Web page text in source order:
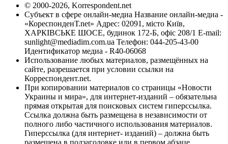
© 2000-2026, Korrespondent.net
Субъект в сфере онлайн-медиа Название онлайн-медиа -
«КореспонденТ.net» Адрес: 02091, місто Київ,
ХАРКІВСЬКЕ ШОСЕ, будинок 172-Б, офіс 208/1 E-mail:
sunlight@mediadim.com.ua Телефон: 044-205-43-00
Идентификатор медиа - R40-06068
Использование любых материалов, размещённых на
сайте, разрешается при условии ссылки на
Корреспондент.net.
При копировании материалов со страницы «Новости
Украины и мира», для интернет-изданий – обязательна
прямая открытая для поисковых систем гиперссылка.
Ссылка должна быть размещена в независимости от
полного либо частичного использования материалов.
Гиперссылка (для интернет- изданий) – должна быть
размещена в подзаголовке или в первом абзаце